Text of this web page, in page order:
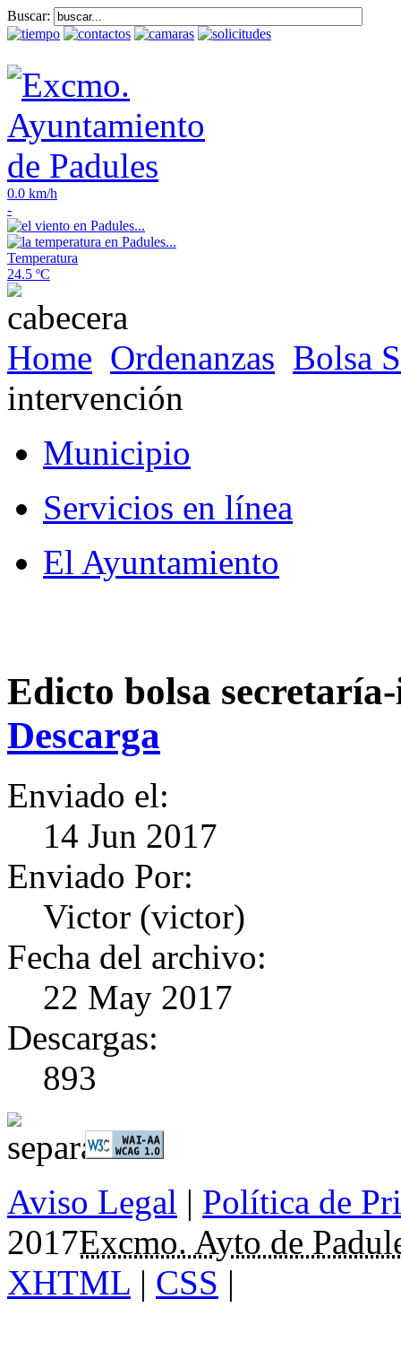
Buscar:
0.0 km/h
-
Temperatura
24.5 ºC
Home Ordenanzas Bolsa
intervención
Municipio
Servicios en línea
El Ayuntamiento
Edicto bolsa
Descarga
Enviado el:
14 Jun 2017
Enviado Por:
Victor (victor)
Fecha del archivo:
22 May 2017
Descargas:
893
Aviso Legal | Política de
2017Excmo. Ayto de
XHTML | CSS |